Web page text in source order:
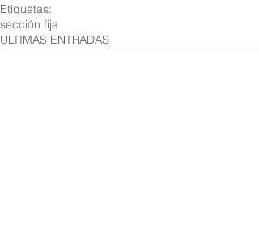
Etiquetas:
sección fija
ULTIMAS ENTRADAS